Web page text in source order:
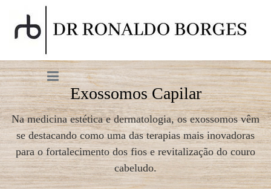
Exossomos Capilar
Na medicina estética e dermatologia, os exossomos vêm
se destacando como uma das terapias mais inovadoras
para o fortalecimento dos fios e revitalização do couro
cabeludo.